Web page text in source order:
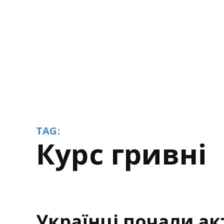
TAG:
курс гривні